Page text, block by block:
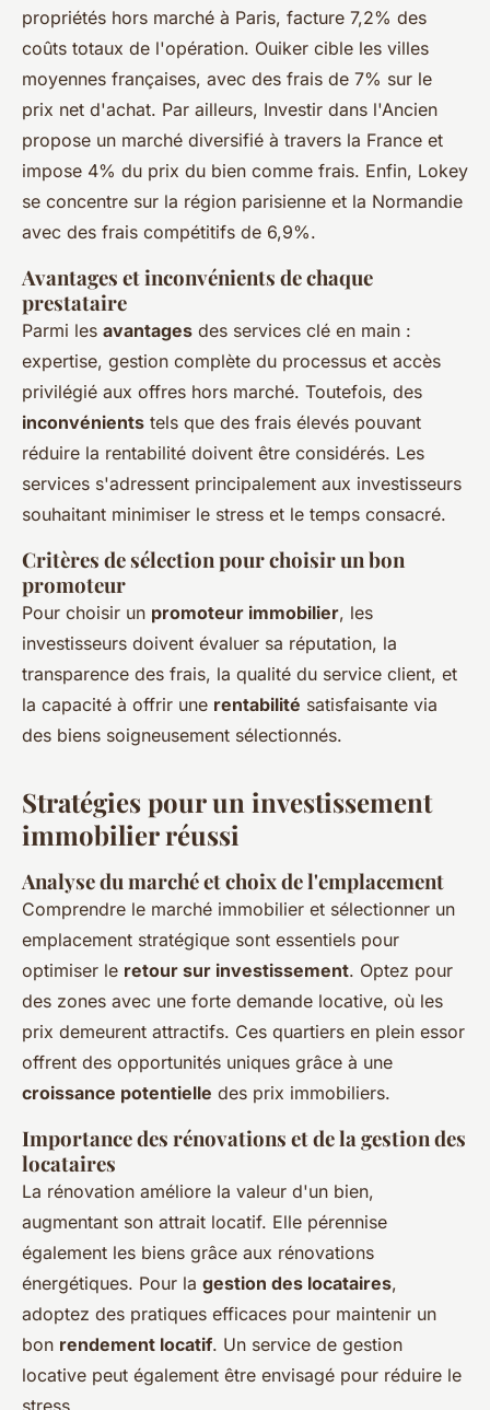
propriétés hors marché à Paris, facture 7,2% des
coûts totaux de l'opération. Ouiker cible les villes
moyennes françaises, avec des frais de 7% sur le
prix net d'achat. Par ailleurs, Investir dans l'Ancien
propose un marché diversifié à travers la France et
impose 4% du prix du bien comme frais. Enfin, Lokey
se concentre sur la région parisienne et la Normandie
avec des frais compétitifs de 6,9%.
Avantages et inconvénients de chaque
prestataire
Parmi les avantages des services clé en main :
expertise, gestion complète du processus et accès
privilégié aux offres hors marché. Toutefois, des
inconvénients tels que des frais élevés pouvant
réduire la rentabilité doivent être considérés. Les
services s'adressent principalement aux investisseurs
souhaitant minimiser le stress et le temps consacré.
Critères de sélection pour choisir un bon
promoteur
Pour choisir un promoteur immobilier, les
investisseurs doivent évaluer sa réputation, la
transparence des frais, la qualité du service client, et
la capacité à offrir une rentabilité satisfaisante via
des biens soigneusement sélectionnés.
Stratégies pour un investissement
immobilier réussi
Analyse du marché et choix de l'emplacement
Comprendre le marché immobilier et sélectionner un
emplacement stratégique sont essentiels pour
optimiser le retour sur investissement. Optez pour
des zones avec une forte demande locative, où les
prix demeurent attractifs. Ces quartiers en plein essor
offrent des opportunités uniques grâce à une
croissance potentielle des prix immobiliers.
Importance des rénovations et de la gestion des
locataires
La rénovation améliore la valeur d'un bien,
augmentant son attrait locatif. Elle pérennise
également les biens grâce aux rénovations
énergétiques. Pour la gestion des locataires,
adoptez des pratiques efficaces pour maintenir un
bon rendement locatif. Un service de gestion
locative peut également être envisagé pour réduire le